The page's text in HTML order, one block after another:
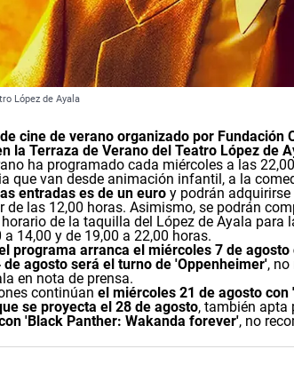
López de Ayala
cine de verano organizado por
la Terraza de Verano del Teatro López de
ha programado cada miércoles a las
que van desde animación infantil, a la
entradas es de un euro y podrán
de las 12,00 horas. Asimismo, se podrán
horario de la taquilla del López de Ayala
a 14,00 y de 19,00 a 22,00 horas.
programa arranca el miércoles 7 de agosto
agosto será el turno de 'Oppenheimer',
en nota de prensa.
continúan el miércoles 21 de agosto con
se proyecta el 28 de agosto, también apta
'Black Panther: Wakanda forever', no